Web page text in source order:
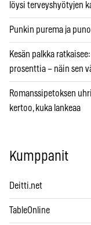
löysi terveyshyötyjen
Punkin purema ja
Kesän palkka
prosenttia – näin sen
Romanssipetoksen
kertoo, kuka lankeaa
Kumppanit
Deitti.net
TableOnline